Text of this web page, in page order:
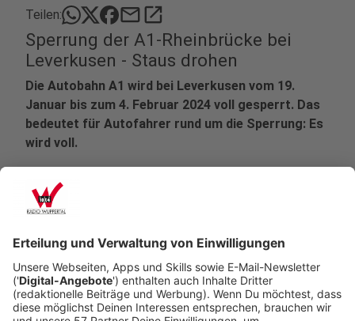
Teilen: mailopen_in_new
Sperrung der A1-Rheinbrücke bei
Leverkusen - Staus drohen
Die Autobahn A1 wird bei Leverkusen vom 19.
Januar bis zum 4. Februar 2024 voll gesperrt. Das
bedeutet für Autofahrer rund um die Sperrung: Es
wird voll.
Anzeige
Ab Freitag, 19. Januar um 22 Uhr ist die A1 in
Fahrtrichtung Dortmund zwischen dem Kreuz Köln-
Nord und Leverkusen voll gesperrt. Dort wird die neue